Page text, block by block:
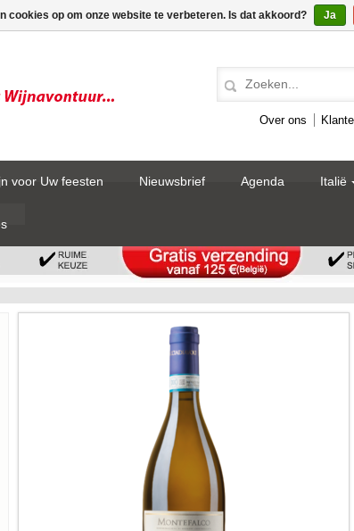
Over ons
voor Uw feesten Nieuwsbrief Agenda Italië
cookies op om onze website te verbeteren. Is dat akkoord? Ja